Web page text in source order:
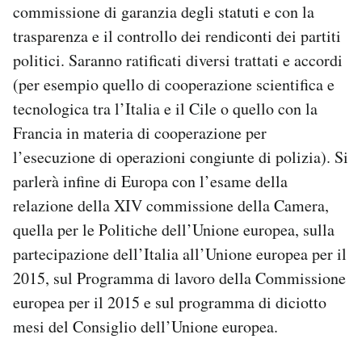
commissione di garanzia degli statuti e con la
trasparenza e il controllo dei rendiconti dei partiti
politici. Saranno ratificati diversi trattati e accordi
(per esempio quello di cooperazione scientifica e
tecnologica tra l’Italia e il Cile o quello con la
Francia in materia di cooperazione per
l’esecuzione di operazioni congiunte di polizia). Si
parlerà infine di Europa con l’esame della
relazione della XIV commissione della Camera,
quella per le Politiche dell’Unione europea, sulla
partecipazione dell’Italia all’Unione europea per il
2015, sul Programma di lavoro della Commissione
europea per il 2015 e sul programma di diciotto
mesi del Consiglio dell’Unione europea.